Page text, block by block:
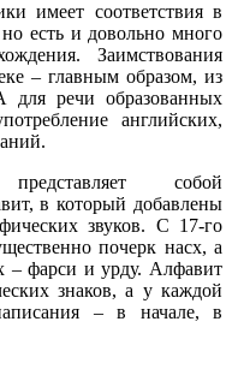
имеет соответствия в
есть и довольно много
Заимствования
– главным образом, из
для речи образованных
английских,
собой
в который добавлены
звуков. С 17-го
почерк насх, а
– фарси и урду. Алфавит
знаков, а у каждой
– в начале, в